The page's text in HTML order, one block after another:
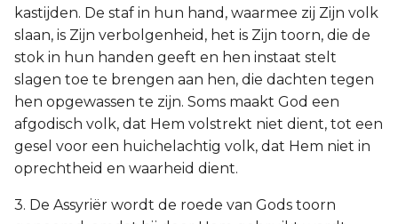
kastijden. De staf in hun hand, waarmee zij Zijn volk
slaan, is Zijn verbolgenheid, het is Zijn toorn, die de
stok in hun handen geeft en hen instaat stelt
slagen toe te brengen aan hen, die dachten tegen
hen opgewassen te zijn. Soms maakt God een
afgodisch volk, dat Hem volstrekt niet dient, tot een
gesel voor een huichelachtig volk, dat Hem niet in
oprechtheid en waarheid dient.
3. De Assyriër wordt de roede van Gods toorn